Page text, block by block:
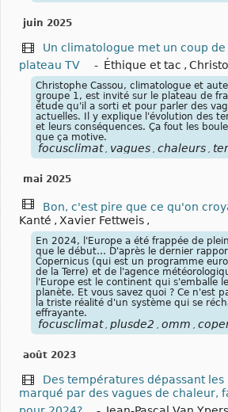
juin 2025
Un climatologue met un coup de
plateau TV
- Éthique et tac ,
Christophe Cassou, climatologue et
groupe 1, est invité sur le plateau de
étude qu'il a sorti et pour parler des
actuelles. Il y explique l'évolution des
et leurs conséquences. Ça fout les
que ça motive.
focusclimat vagues chaleurs
mai 2025
Bon, c'est pire que ce qu'on
Kanté , Xavier Fettweis ,
En 2024, l'Europe a été frappée de
que le début… D'après le dernier
Copernicus (qui est un programme
de la Terre) et de l'agence
l'Europe est le continent qui s'emballe
planète. Et vous savez quoi ? Ce n'est
la triste réalité d'un système qui se
effrayante.
focusclimat plusde2 omm
août 2023
Des températures dépassant les
marqué par des vagues de chaleur,